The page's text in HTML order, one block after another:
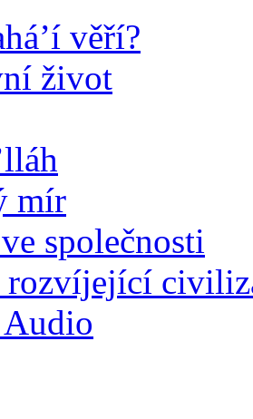
věří?
život
mír
společnosti
rozvíjející